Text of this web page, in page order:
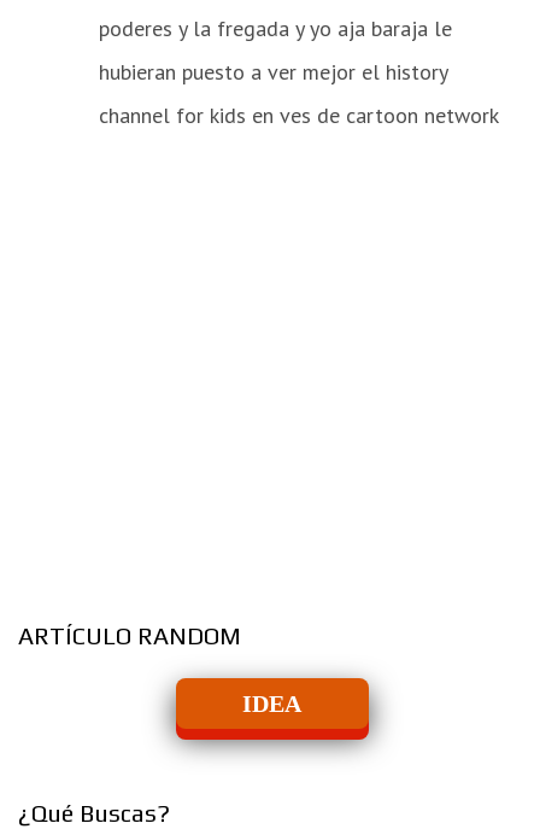
poderes y la fregada y yo aja baraja le
hubieran puesto a ver mejor el history
channel for kids en ves de cartoon network
ARTÍCULO RANDOM
IDEA
¿Qué Buscas?